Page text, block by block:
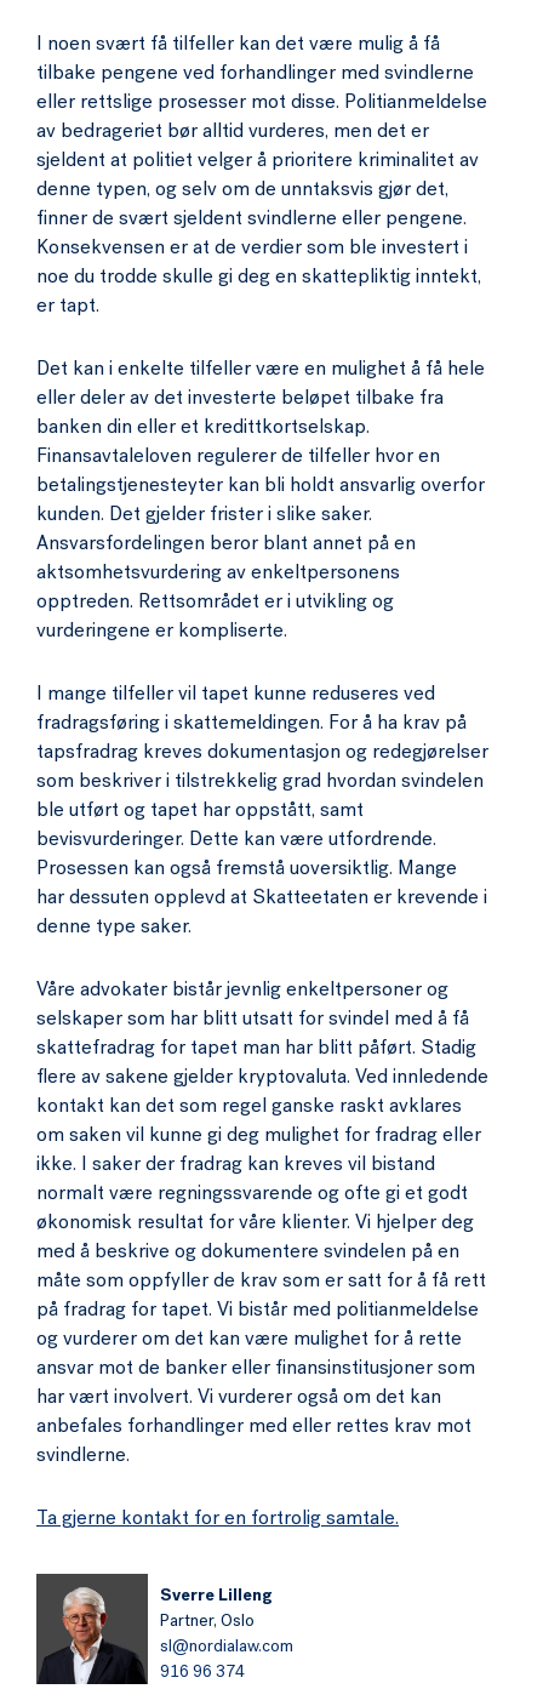
I noen svært få tilfeller kan det være mulig å få
tilbake pengene ved forhandlinger med svindlerne
eller rettslige prosesser mot disse. Politianmeldelse
av bedrageriet bør alltid vurderes, men det er
sjeldent at politiet velger å prioritere kriminalitet av
denne typen, og selv om de unntaksvis gjør det,
finner de svært sjeldent svindlerne eller pengene.
Konsekvensen er at de verdier som ble investert i
noe du trodde skulle gi deg en skattepliktig inntekt,
er tapt.
Det kan i enkelte tilfeller være en mulighet å få hele
eller deler av det investerte beløpet tilbake fra
banken din eller et kredittkortselskap.
Finansavtaleloven regulerer de tilfeller hvor en
betalingstjenesteyter kan bli holdt ansvarlig overfor
kunden. Det gjelder frister i slike saker.
Ansvarsfordelingen beror blant annet på en
aktsomhetsvurdering av enkeltpersonens
opptreden. Rettsområdet er i utvikling og
vurderingene er kompliserte.
I mange tilfeller vil tapet kunne reduseres ved
fradragsføring i skattemeldingen. For å ha krav på
tapsfradrag kreves dokumentasjon og redegjørelser
som beskriver i tilstrekkelig grad hvordan svindelen
ble utført og tapet har oppstått, samt
bevisvurderinger. Dette kan være utfordrende.
Prosessen kan også fremstå uoversiktlig. Mange
har dessuten opplevd at Skatteetaten er krevende i
denne type saker.
Våre advokater bistår jevnlig enkeltpersoner og
selskaper som har blitt utsatt for svindel med å få
skattefradrag for tapet man har blitt påført. Stadig
flere av sakene gjelder kryptovaluta. Ved innledende
kontakt kan det som regel ganske raskt avklares
om saken vil kunne gi deg mulighet for fradrag eller
ikke. I saker der fradrag kan kreves vil bistand
normalt være regningssvarende og ofte gi et godt
økonomisk resultat for våre klienter. Vi hjelper deg
med å beskrive og dokumentere svindelen på en
måte som oppfyller de krav som er satt for å få rett
på fradrag for tapet. Vi bistår med politianmeldelse
og vurderer om det kan være mulighet for å rette
ansvar mot de banker eller finansinstitusjoner som
har vært involvert. Vi vurderer også om det kan
anbefales forhandlinger med eller rettes krav mot
svindlerne.
Ta gjerne kontakt for en fortrolig samtale.
Sverre Lilleng
Partner, Oslo
sl@nordialaw.com
916 96 374